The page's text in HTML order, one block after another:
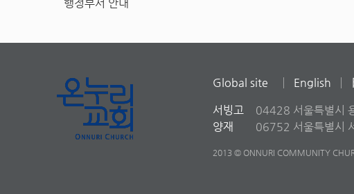
행정부서 안내
Global site English
서빙고 04428 서울특별시
양재
06752 서울특별시
2013 © ONNURI COMMUNITY